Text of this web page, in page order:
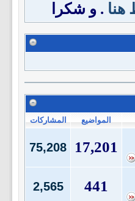
هنا . و شكرا
المواضيع
المشاركات
17,201
75,208
441
2,565